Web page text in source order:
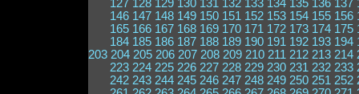
127 128 129 130 131 132 133 134 135 136 137
146 147 148 149 150 151 152 153 154 155 156
165 166 167 168 169 170 171 172 173 174 175
184 185 186 187 188 189 190 191 192 193 194
203 204 205 206 207 208 209 210 211 212 213 214
223 224 225 226 227 228 229 230 231 232 233
242 243 244 245 246 247 248 249 250 251 252